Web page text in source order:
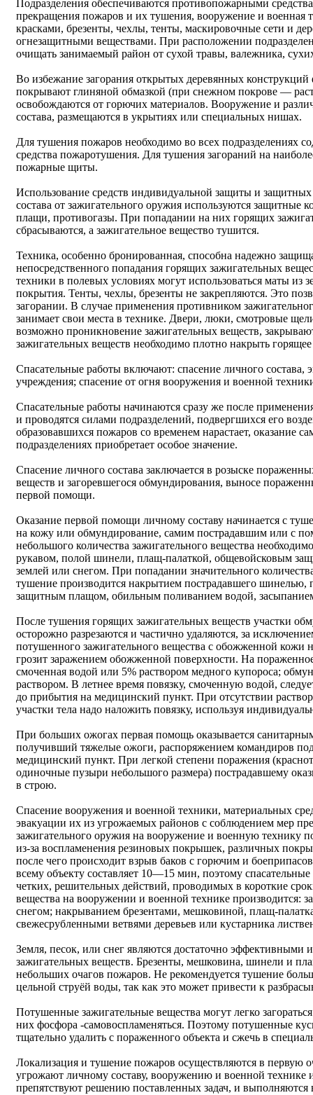
Подразделения обеспечиваются противопожарными
прекращения пожаров и их тушения, вооружение и военная
красками, брезенты, чехлы, тенты, маскировочные сети и
огнезащитными веществами. При расположении
очищать занимаемый район от сухой травы, валежника,
Во избежание загорания открытых деревянных
покрывают глиняной обмазкой (при снежном покрове —
освобождаются от горючих материалов. Вооружение и
состава, размещаются в укрытиях или специальных нишах.
Для тушения пожаров необходимо во всех подразделениях
средства пожаротушения. Для тушения загораний на
пожарные щиты.
Использование средств индивидуальной защиты и
состава от зажигательного оружия используются
плащи, противогазы. При попадании на них горящих
сбрасываются, а зажигательное вещество тушится.
Техника, особенно бронированная, способна надежно
непосредственного попадания горящих зажигательных
техники в полевых условиях могут использоваться маты из
покрытия. Тенты, чехлы, брезенты не закрепляются. Это
загорании. В случае применения противником
занимает свои места в технике. Двери, люки, смотровые
возможно проникновение зажигательных веществ,
зажигательных веществ необходимо плотно накрыть
Спасательные работы включают: спасение личного
учреждения; спасение от огня вооружения и военной
Спасательные работы начинаются сразу же после
и проводятся силами подразделений, подвергшихся его
образовавшихся пожаров со временем нарастает, оказание
подразделениях приобретает особое значение.
Спасение личного состава заключается в розыске
веществ и загоревшегося обмундирования, выносе
первой помощи.
Оказание первой помощи личному составу начинается с
на кожу или обмундирование, самим пострадавшим или с
небольшого количества зажигательного вещества
рукавом, полой шинели, плащ-палаткой, общевойсковым
землей или снегом. При попадании значительного
тушение производится накрытием пострадавшего
защитным плащом, обильным поливанием водой,
После тушения горящих зажигательных веществ участки
осторожно разрезаются и частично удаляются, за
потушенного зажигательного вещества с обожженной кожи
грозит заражением обожженной поверхности. На
смоченная водой или 5% раствором медного купороса;
раствором. В летнее время повязку, смоченную водой,
до прибытия на медицинский пункт. При отсутствии
участки тела надо наложить повязку, используя
При больших ожогах первая помощь оказывается
получивший тяжелые ожоги, распоряжением командиров
медицинский пункт. При легкой степени поражения
одиночные пузыри небольшого размера) пострадавшему
в строю.
Спасение вооружения и военной техники, материальных
эвакуации их из угрожаемых районов с соблюдением мер
зажигательного оружия на вооружение и военную технику
из-за воспламенения резиновых покрышек, различных
после чего происходит взрыв баков с горючим и
всему объекту составляет 10—15 мин, поэтому
четких, решительных действий, проводимых в короткие
вещества на вооружении и военной технике производится:
снегом; накрыванием брезентами, мешковиной, плащ-
свежесрубленными ветвями деревьев или кустарника
Земля, песок, или снег являются достаточно эффективными
зажигательных веществ. Брезенты, мешковина, шинели и
небольших очагов пожаров. Не рекомендуется тушение
цельной струёй воды, так как это может привести к
Потушенные зажигательные вещества могут легко
них фосфора -самовоспламеняться. Поэтому потушенные
тщательно удалить с пораженного объекта и сжечь в
Локализация и тушение пожаров осуществляются в первую
угрожают личному составу, вооружению и военной технике
препятствуют решению поставленных задач, и выполняются